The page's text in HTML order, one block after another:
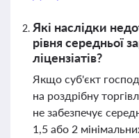
Які наслідки
рівня середньої
ліцензіатів?
Якщо суб'єкт
на роздрібну
не забезпечує
1,5 або 2